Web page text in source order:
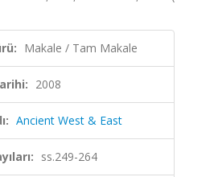
Makale / Tam Makale
2008
Ancient West & East
ss.249-264